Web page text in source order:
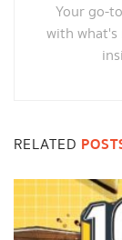
Your go-
with what's
RELATED